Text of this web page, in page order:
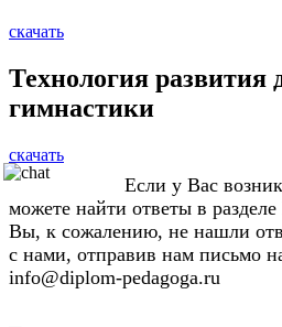
скачать
Технология развития
гимнастики
скачать
Если у Вас
можете найти ответы в
Вы, к сожалению, не нашли
с нами, отправив нам письмо
info@diplom-pedagoga.ru